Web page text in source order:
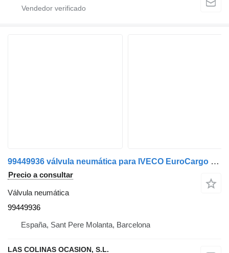
99449936 válvula neumática para IVECO EuroCargo camión
Precio a consultar
Válvula neumática
99449936
España, Sant Pere Molanta, Barcelona
LAS COLINAS OCASION, S.L.